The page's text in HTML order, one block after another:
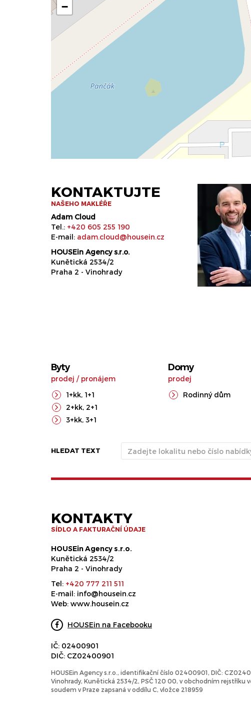
−
KONTAKTUJTE
NAŠEHO MAKLÉŘE
Adam Cloud
Tel.: +420 605 255 190
E-mail: adam.cloud@housein.cz
HOUSEin Agency s.r.o.
Kunětická 2534/2
Praha 2 - Vinohrady
Byty
prodej / pronájem
1+kk, 1+1
2+kk, 2+1
3+kk, 3+1
Domy
prodej
Rodinný dům
HLEDAT TEXT
KONTAKTY
SÍDLO A FAKTURAČNÍ ÚDAJE
HOUSEin Agency s.r.o.
Kunětická 2534/2
Praha 2 - Vinohrady
Tel: +420 777 211 511
E-mail: info@housein.cz
Web: www.housein.cz
HOUSEin na Facebooku
IČ: 02400901
DIČ: CZ02400901
HOUSEin Agency s.r.o., identifikační číslo 02400901, DIČ:
Vinohrady, Kunětická 2534/2, PSČ 120 00, v obchodním rejstříku
soudem v Praze zapsaná v oddílu C, vložce 218959